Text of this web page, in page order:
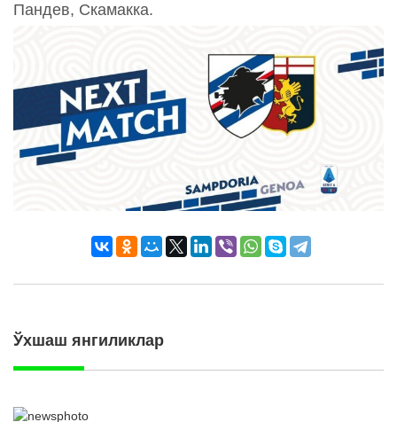
Пандев, Скамакка.
Ўхшаш янгиликлар